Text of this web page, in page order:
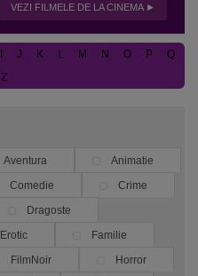
VEZI FILMELE DE LA CINEMA
J K L M N O P
Q
Z
Aventura
Animatie
Comedie
Crime
Dragoste
Erotic
Familie
FilmNoir
Horror